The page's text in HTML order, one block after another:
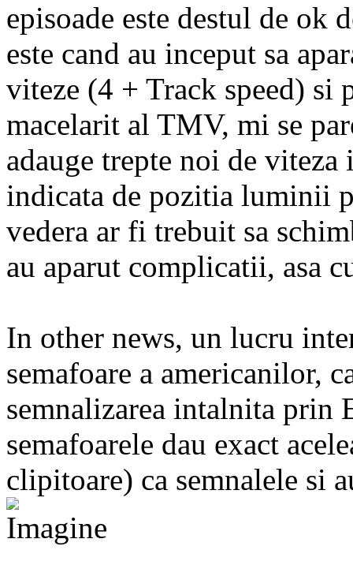
episoade este destul de ok
este cand au inceput sa
viteze (4 + Track speed)
macelarit al TMV, mi se
adauge trepte noi de
indicata de pozitia luminii
vedera ar fi trebuit sa
au aparut complicatii, asa
In other news, un lucru
semafoare a americanilor,
semnalizarea intalnita prin
semafoarele dau exact
clipitoare) ca semnalele si